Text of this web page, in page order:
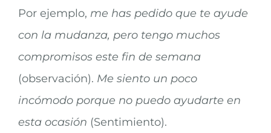
Por ejemplo, me has pedido que te ayude
con la mudanza, pero tengo muchos
compromisos este fin de semana
(observación). Me siento un poco
incómodo porque no puedo ayudarte en
esta ocasión (Sentimiento).